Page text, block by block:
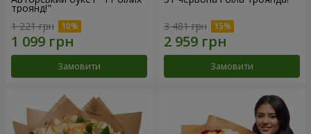
троянд!"
1 221 грн
Замовити
3 481 грн
Замовити